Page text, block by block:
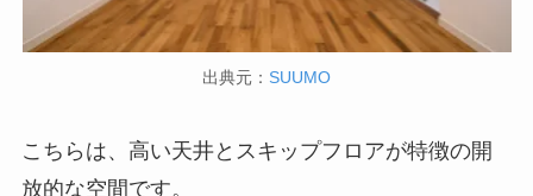
出典元： SUUMO
こちらは、高い天井とスキップフロアが特徴の開
放的な空間です。